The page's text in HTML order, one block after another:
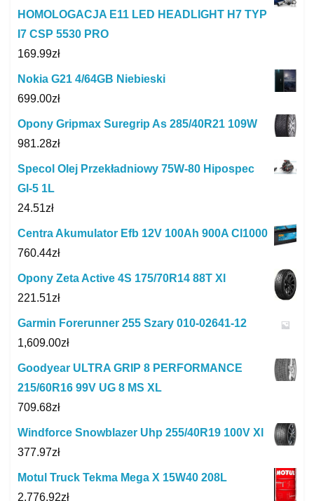
HOMOLOGACJA E11 LED HEADLIGHT H7 TYP
I7 CSP 5530 PRO
169.99zł
Nokia G21 4/64GB Niebieski
699.00zł
Opony Gripmax Suregrip As 285/40R21 109W
981.28zł
Specol Olej Przekładniowy 75W-80 Hipospec
Gl-5 1L
24.51zł
Centra Akumulator Efb 12V 100Ah 900A Cl1000
760.44zł
Opony Zeta Active 4S 175/70R14 88T Xl
221.51zł
Garmin Forerunner 255 Szary 010-02641-12
1,609.00zł
Goodyear ULTRA GRIP 8 PERFORMANCE
215/60R16 99V UG 8 MS XL
709.68zł
Windforce Snowblazer Uhp 255/40R19 100V Xl
377.97zł
Motul Truck Tekma Mega X 15W40 208L
2,776.92zł